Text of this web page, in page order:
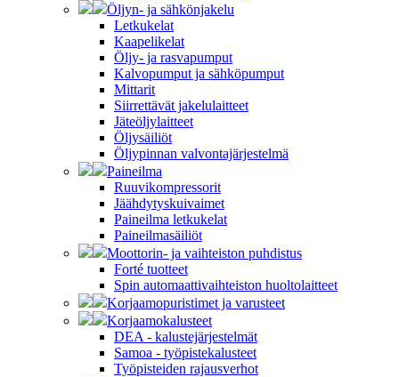
Öljyn- ja sähkönjakelu
Letkukelat
Kaapelikelat
Öljy- ja rasvapumput
Kalvopumput ja sähköpumput
Mittarit
Siirrettävät jakelulaitteet
Jäteöljylaitteet
Öljysäiliöt
Öljypinnan valvontajärjestelmä
Paineilma
Ruuvikompressorit
Jäähdytyskuivaimet
Paineilma letkukelat
Paineilmasäiliöt
Moottorin- ja vaihteiston puhdistus
Forté tuotteet
Spin automaattivaihteiston huoltolaitteet
Korjaamopuristimet ja varusteet
Korjaamokalusteet
DEA - kalustejärjestelmät
Samoa - työpistekalusteet
Työpisteiden rajausverhot